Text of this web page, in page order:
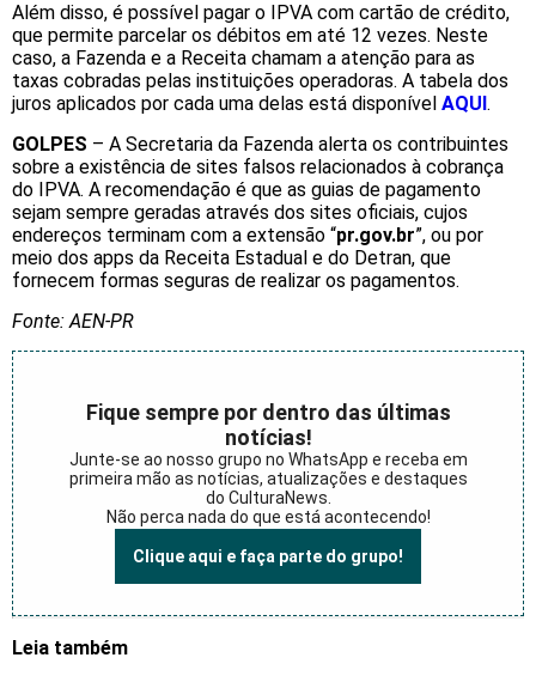
Além disso, é possível pagar o IPVA com cartão de crédito,
que permite parcelar os débitos em até 12 vezes. Neste
caso, a Fazenda e a Receita chamam a atenção para as
taxas cobradas pelas instituições operadoras. A tabela dos
juros aplicados por cada uma delas está disponível AQUI.
GOLPES – A Secretaria da Fazenda alerta os contribuintes
sobre a existência de sites falsos relacionados à cobrança
do IPVA. A recomendação é que as guias de pagamento
sejam sempre geradas através dos sites oficiais, cujos
endereços terminam com a extensão “pr.gov.br”, ou por
meio dos apps da Receita Estadual e do Detran, que
fornecem formas seguras de realizar os pagamentos.
Fonte: AEN-PR
Fique sempre por dentro das últimas
notícias!
Junte-se ao nosso grupo no WhatsApp e receba em
primeira mão as notícias, atualizações e destaques
do CulturaNews.
Não perca nada do que está acontecendo!
Clique aqui e faça parte do grupo!
Leia também